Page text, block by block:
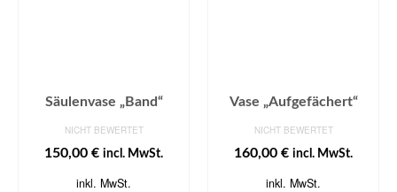
Säulenvase „Band“
NICHT BEWERTET
150,00 € incl. MwSt.
inkl. MwSt.
Vase „Aufgefächert“
NICHT BEWERTET
160,00 € incl. MwSt.
inkl. MwSt.